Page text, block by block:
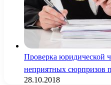
Проверка юридической
неприятных сюрпризов
28.10.2018